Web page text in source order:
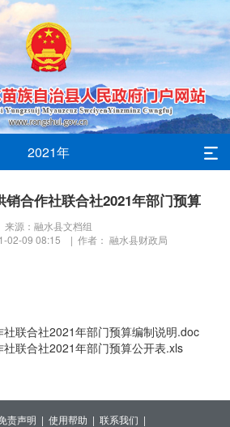
2021年
销合作社联合社2021年部门预算
来源：融水县文档组
02-09 08:15 | 作者： 融水县财政局
联合社2021年部门预算编制说明.doc
联合社2021年部门预算公开表.xls
责声明 | 使用帮助 | 联系我们 |